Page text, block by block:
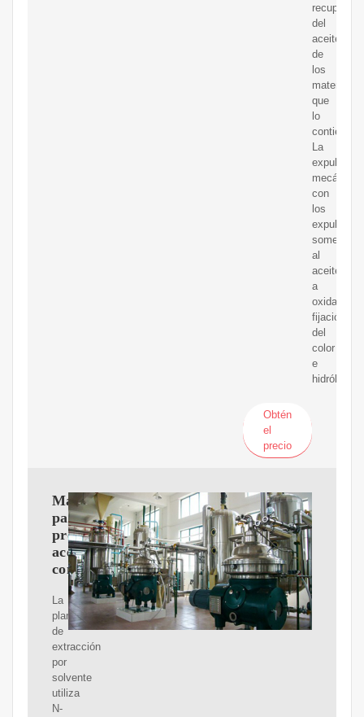
del
aceite
de
los
materiales
que
lo
contienen.
La
expulsión
mecánica
con
los
expulsores
somete
al
aceite
a
oxidación,
fijación
del
color
e
hidrólisis.
Obtén
el
precio
Maquina
para
procesar
aceite
comestible
La
planta
de
extracción
por
solvente
utiliza
N-